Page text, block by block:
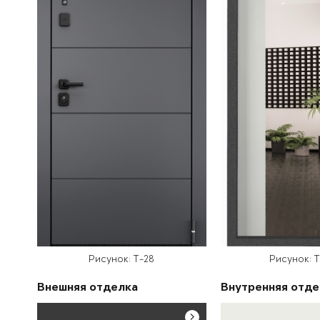
Рисунок: T-28
Внешняя отделка
Рисунок:
Внутренняя